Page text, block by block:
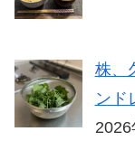
株、
ンド
2026